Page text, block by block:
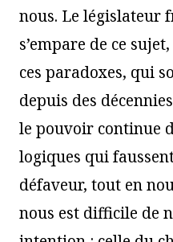
nous. Le législateur
s’empare de ce
ces paradoxes, qui
depuis des
le pouvoir continue
logiques qui
défaveur, tout en
nous est difficile de